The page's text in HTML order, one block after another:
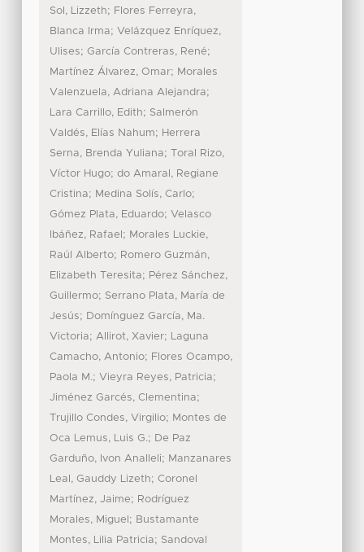
Sol, Lizzeth; Flores Ferreyra,
Blanca Irma; Velázquez Enríquez,
Ulises; García Contreras, René;
Martínez Álvarez, Omar; Morales
Valenzuela, Adriana Alejandra;
Lara Carrillo, Edith; Salmerón
Valdés, Elías Nahum; Herrera
Serna, Brenda Yuliana;
Toral Rizo,
Víctor Hugo; do Amaral, Regiane
Cristina; Medina Solís, Carlo;
Gómez Plata, Eduardo; Velasco
Ibáñez, Rafael ; Morales Luckie,
Raúl Alberto; Romero Guzmán,
Elizabeth Teresita; Pérez Sánchez,
Guillermo; Serrano Plata, María de
Jesús; Domínguez García, Ma.
Victoria; Allirot, Xavier; Laguna
Camacho, Antonio; Flores Ocampo,
Paola M.; Vieyra Reyes, Patricia;
Jiménez Garcés, Clementina;
Trujillo Condes, Virgilio; Montes de
Oca Lemus, Luis G.; De Paz
Garduño, Ivon Analleli; Manzanares
Leal, Gauddy Lizeth; Coronel
Martínez, Jaime; Rodríguez
Morales, Miguel ; Bustamante
Montes, Lilia Patricia; Sandoval